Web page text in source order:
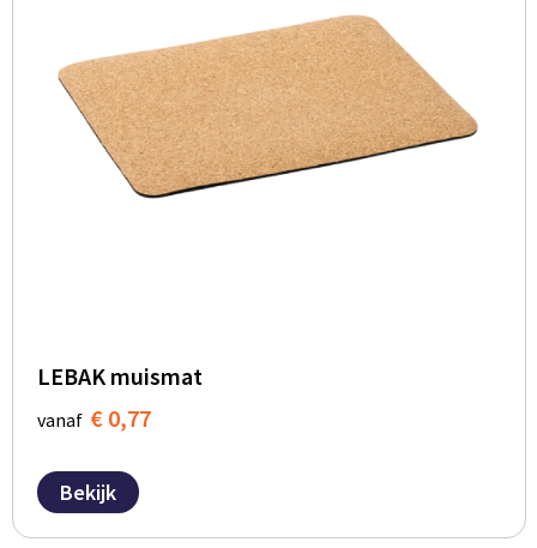
LEBAK muismat
vanaf € 0,77
Bekijk